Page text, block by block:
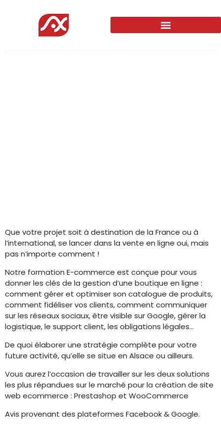
Que votre projet soit à destination de la France ou à
l’international, se lancer dans la vente en ligne oui, mais
pas n’importe comment !
Notre formation E-commerce est conçue pour vous
donner les clés de la gestion d’une boutique en ligne :
comment gérer et optimiser son catalogue de produits,
comment fidéliser vos clients, comment communiquer
sur les réseaux sociaux, être visible sur Google, gérer la
logistique, le support client, les obligations légales…
De quoi élaborer une stratégie complète pour votre
future activité, qu’elle se situe en Alsace ou ailleurs.
Vous aurez l’occasion de travailler sur les deux solutions
les plus répandues sur le marché pour la création de site
web ecommerce : Prestashop et WooCommerce
Avis provenant des plateformes Facebook & Google.